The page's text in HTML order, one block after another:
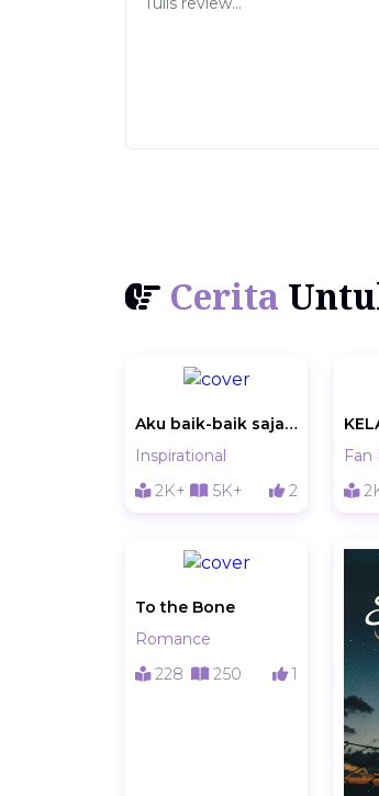
Cerita
Aku baik-baik saja ¿?
Inspirational
2K+
5K+ 2
Fan
To the Bone
Romance
228
250 1